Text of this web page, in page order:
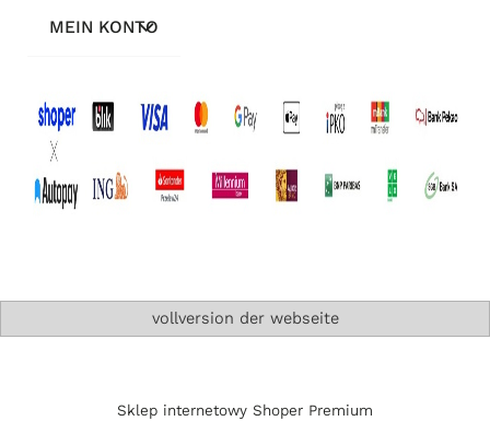
MEIN KONTO
vollversion der webseite
Sklep internetowy Shoper Premium